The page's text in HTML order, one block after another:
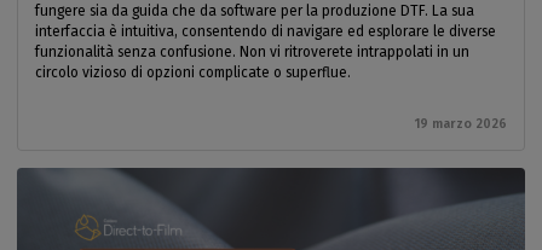
fungere sia da guida che da software per la produzione DTF. La sua
interfaccia è intuitiva, consentendo di navigare ed esplorare le diverse
funzionalità senza confusione. Non vi ritroverete intrappolati in un
circolo vizioso di opzioni complicate o superflue.
19 marzo 2026